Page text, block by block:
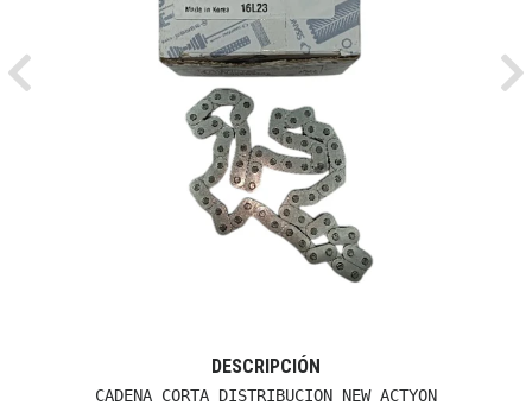
Previous
DESCRIPCIÓN
CADENA CORTA DISTRIBUCION NEW ACTYON